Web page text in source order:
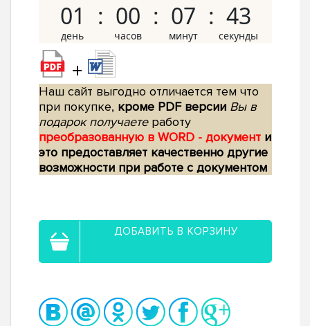
01 00 07 42
+
Наш сайт выгодно отличается тем что
при покупке, кроме PDF версии Вы в
подарок получаетеработу
преобразованную в WORD - документ и
это предоставляет качественно другие
возможности при работе с документом
ДОБАВИТЬ В КОРЗИНУ